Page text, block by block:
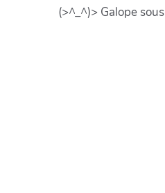
(>^_^)> Galope sous